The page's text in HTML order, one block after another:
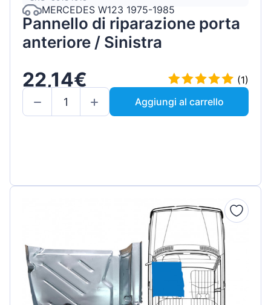
MERCEDES W123 1975-1985
Pannello di riparazione porta
anteriore / Sinistra
22,14€
(1)
Aggiungi al carrello